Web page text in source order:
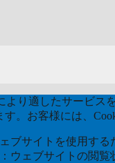
より適したサービス
す。お客様には、
ブサイトを使用す
ウェブサイトの閲